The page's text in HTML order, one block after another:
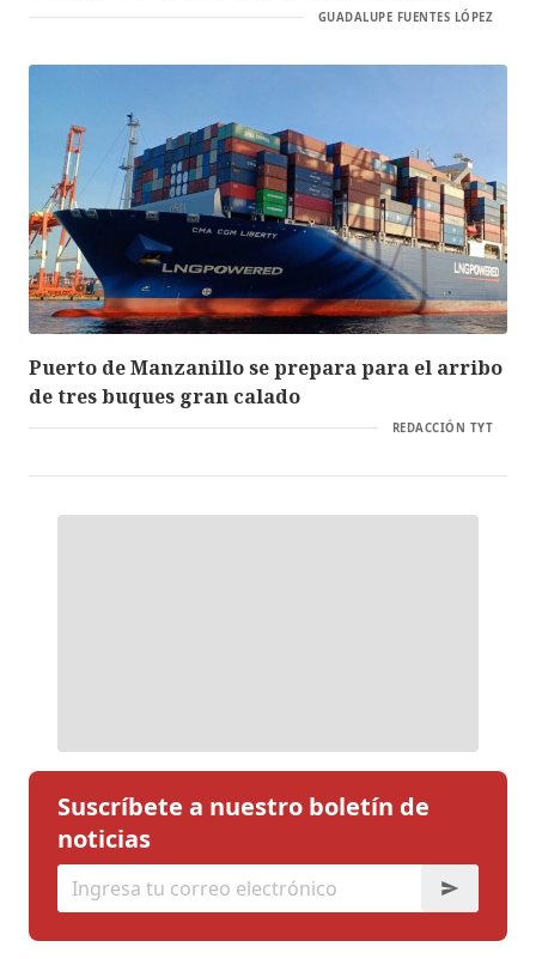
GUADALUPE FUENTES LÓPEZ
Puerto de Manzanillo se prepara para el arribo
de tres buques gran calado
REDACCIÓN TYT
Suscríbete a nuestro boletín de
noticias